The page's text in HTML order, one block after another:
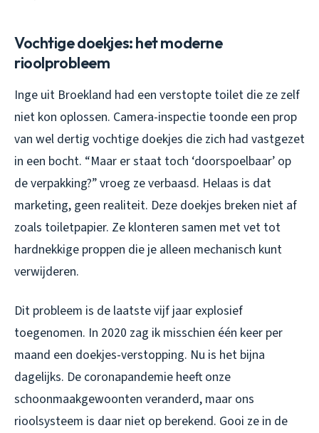
Vochtige doekjes: het moderne
rioolprobleem
Inge uit Broekland had een verstopte toilet die ze zelf
niet kon oplossen. Camera-inspectie toonde een prop
van wel dertig vochtige doekjes die zich had vastgezet
in een bocht. “Maar er staat toch ‘doorspoelbaar’ op
de verpakking?” vroeg ze verbaasd. Helaas is dat
marketing, geen realiteit. Deze doekjes breken niet af
zoals toiletpapier. Ze klonteren samen met vet tot
hardnekkige proppen die je alleen mechanisch kunt
verwijderen.
Dit probleem is de laatste vijf jaar explosief
toegenomen. In 2020 zag ik misschien één keer per
maand een doekjes-verstopping. Nu is het bijna
dagelijks. De coronapandemie heeft onze
schoonmaakgewoonten veranderd, maar ons
rioolsysteem is daar niet op berekend. Gooi ze in de